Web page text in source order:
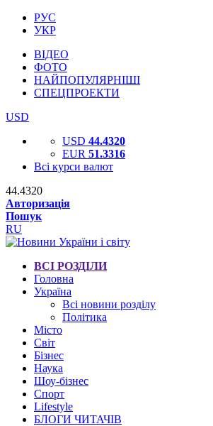
РУС
УКР
ВІДЕО
ФОТО
НАЙПОПУЛЯРНІШІ
СПЕЦПРОЕКТИ
USD
USD 44.4320
EUR 51.3316
Всі курси валют
44.4320
Авторизація
Пошук
RU
ВСІ РОЗДІЛИ
Головна
Україна
Всі новини розділу
Політика
Місто
Світ
Бізнес
Наука
Шоу-бізнес
Спорт
Lifestyle
БЛОГИ ЧИТАЧІВ